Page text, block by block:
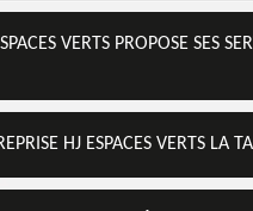
VERTS PROPOSE SES
HJ ESPACES VERTS LA